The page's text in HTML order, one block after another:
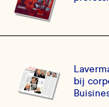
bij